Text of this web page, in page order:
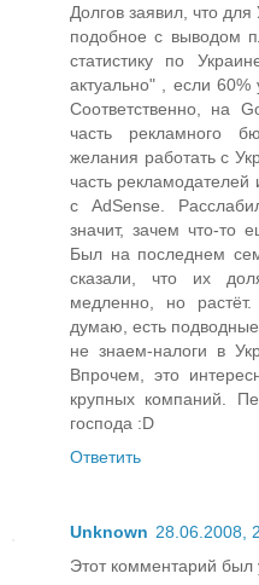
Долгов заявил, что
подобное с выводом
статистику по
актуально" , если 60%
Соответственно, на
часть рекламного
желания работать с
часть рекламодателей
с AdSense.
значит, зачем что-то
Был на последнем
сказали, что их
медленно, но
думаю, есть
не знаем-налоги в
Впрочем, это
крупных компаний.
господа :D
Ответить
Unknown 28.06.2008,
Этот комментарий был